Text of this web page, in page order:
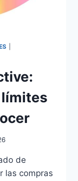
de
las compras